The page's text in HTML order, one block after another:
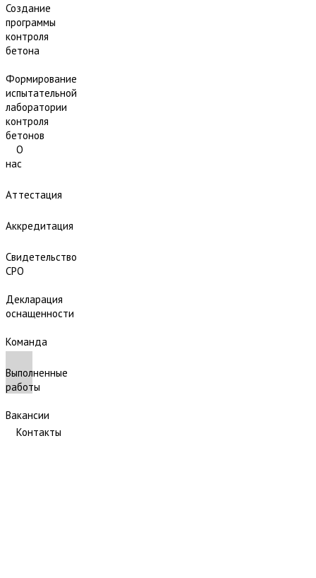
Создание
программы
контроля
бетона
Формирование
испытательной
лаборатории
контроля
бетонов
О
нас
Аттестация
Аккредитация
Свидетельство
СРО
Декларация
оснащенности
Команда
Выполненные
работы
Вакансии
Контакты